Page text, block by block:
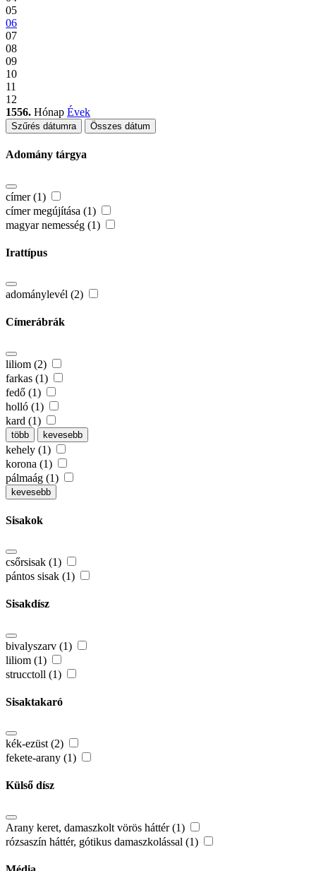
05
06
07
08
09
10
11
12
1556. Hónap Évek
Szűrés dátumra Összes dátum
Adomány tárgya
címer (1)
címer megújítása (1)
magyar nemesség (1)
Irattípus
adománylevél (2)
Címerábrák
liliom (2)
farkas (1)
fedő (1)
holló (1)
kard (1)
több kevesebb
kehely (1)
korona (1)
pálmaág (1)
kevesebb
Sisakok
csőrsisak (1)
pántos sisak (1)
Sisakdísz
bivalyszarv (1)
liliom (1)
strucctoll (1)
Sisaktakaró
kék-ezüst (2)
fekete-arany (1)
Külső dísz
Arany keret, damaszkolt vörös háttér (1)
rózsaszín háttér, gótikus damaszkolással (1)